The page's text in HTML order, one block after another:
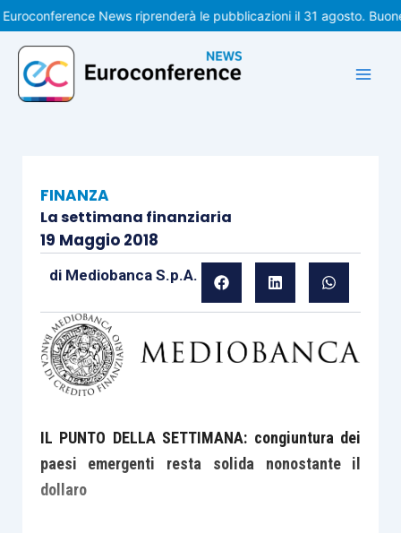
Vai
al
contenuto
News riprenderà le pubblicazioni il 31 agosto. Buone
FINANZA
La settimana finanziaria
19 Maggio 2018
di Mediobanca S.p.A.
IL PUNTO DELLA SETTIMANA: congiuntura dei
paesi emergenti resta solida nonostante il
dollaro